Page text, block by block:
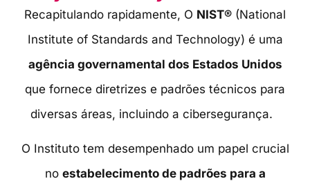
Recapitulando rapidamente, O NIST® (National
Institute of Standards and Technology) é uma
agência governamental dos Estados Unidos
que fornece diretrizes e padrões técnicos para
diversas áreas, incluindo a cibersegurança.
O Instituto tem desempenhado um papel crucial
no estabelecimento de padrões para a